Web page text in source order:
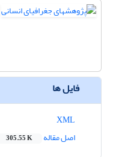
فایل ها
اصل مقاله
305.55 K